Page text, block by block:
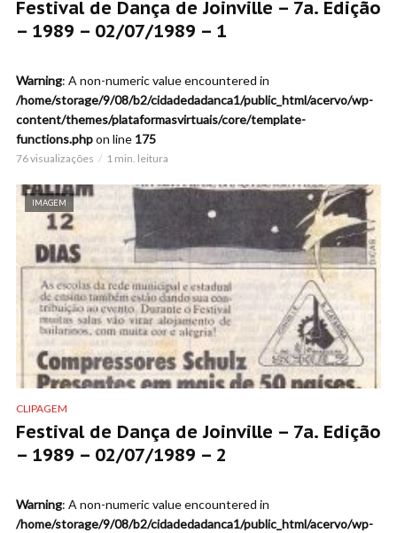
Festival de Dança de Joinville – 7a. Edição
– 1989 – 02/07/1989 – 1
Warning: A non-numeric value encountered in
/home/storage/9/08/b2/cidadedadanca1/public_html/acervo/wp-
content/themes/plataformasvirtuais/core/template-
functions.phpon line 175
76 visualizações 1 min. leitura
IMAGEM
CLIPAGEM
Festival de Dança de Joinville – 7a. Edição
– 1989 – 02/07/1989 – 2
Warning: A non-numeric value encountered in
/home/storage/9/08/b2/cidadedadanca1/public_html/acervo/wp-